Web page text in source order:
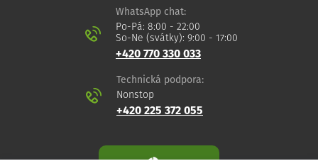
WhatsApp chat:
Po-Pá: 8:00 - 22:00
So-Ne (svátky): 9:00 - 17:00
+420 770 330 033
Technická podpora:
Nonstop
+420 225 372 055